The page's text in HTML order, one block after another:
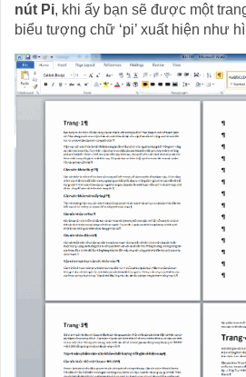
nút Pi, khi ấy bạn sẽ được một
biểu tượng chữ ‘pi’ xuất hiện như